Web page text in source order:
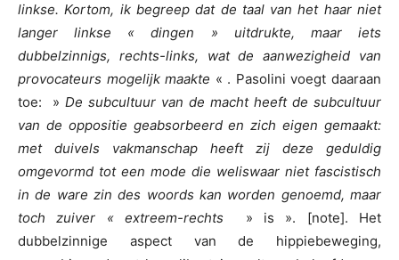
linkse. Kortom, ik begreep dat de taal van het haar niet
langer linkse « dingen » uitdrukte, maar iets
dubbelzinnigs, rechts-links, wat de aanwezigheid van
provocateurs mogelijk maakte « . Pasolini voegt daaraan
toe: » De subcultuur van de macht heeft de subcultuur
van de oppositie geabsorbeerd en zich eigen gemaakt:
met duivels vakmanschap heeft zij deze geduldig
omgevormd tot een mode die weliswaar niet fascistisch
in de ware zin des woords kan worden genoemd, maar
toch zuiver « extreem-rechts
» is ». [note]. Het
dubbelzinnige aspect van de hippiebeweging,